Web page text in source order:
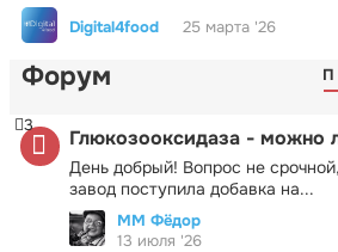
Digital4food
25 марта '26
Форум
Глюкозооксидаза - можно
День добрый! Вопрос не
завод поступила добавка на...
3
ММ Фёдор
13 июля '26